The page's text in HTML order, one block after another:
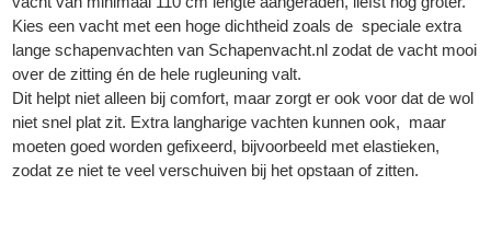
Kies een vacht met een hoge dichtheid zoals de speciale extra
lange schapenvachten van Schapenvacht.nl zodat de vacht mooi
over de zitting én de hele rugleuning valt.
Dit helpt niet alleen bij comfort, maar zorgt er ook voor dat de wol
niet snel plat zit. Extra langharige vachten kunnen ook, maar
moeten goed worden gefixeerd, bijvoorbeeld met elastieken,
zodat ze niet te veel verschuiven bij het opstaan of zitten.